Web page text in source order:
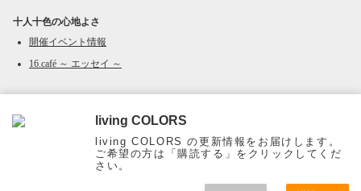
十人十色の心地よさ
開催イベント情報
16.café ～ エッセイ ～
Page Top
living COLORS
living COLORS の更新情報をお届けします。
ご希望の方は「購読する」をクリックしてくだ
さい。